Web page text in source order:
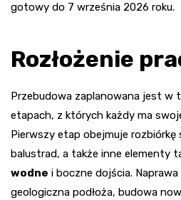
gotowy do 7 września 2026 roku.
Rozłożenie
Przebudowa zaplanowana jest w
etapach, z których każdy ma
Pierwszy etap obejmuje
balustrad, a także inne elementy
wodne i boczne dojścia.
geologiczna podłoża, budowa